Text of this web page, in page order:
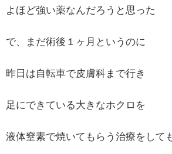
よほど強い薬なんだろうと思った
で、まだ術後１ヶ月というのに
昨日は自転車で皮膚科まで行き
足にできている大きなホクロを
液体窒素で焼いてもらう治療をして